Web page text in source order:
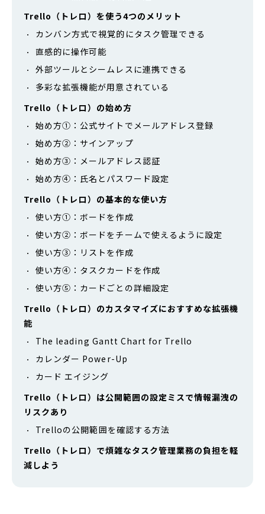
Trello（トレロ）を使う4つのメリット
カンバン方式で視覚的にタスク管理できる
直感的に操作可能
外部ツールとシームレスに連携できる
多彩な拡張機能が用意されている
Trello（トレロ）の始め方
始め方①：公式サイトでメールアドレス登録
始め方②：サインアップ
始め方③：メールアドレス認証
始め方④：氏名とパスワード設定
Trello（トレロ）の基本的な使い方
使い方①：ボードを作成
使い方②：ボードをチームで使えるように設定
使い方③：リストを作成
使い方④：タスクカードを作成
使い方⑤：カードごとの詳細設定
Trello（トレロ）のカスタマイズにおすすめな拡張機
能
The leading Gantt Chart for Trello
カレンダー Power-Up
カード エイジング
Trello（トレロ）は公開範囲の設定ミスで情報漏洩の
リスクあり
Trelloの公開範囲を確認する方法
Trello（トレロ）で煩雑なタスク管理業務の負担を軽
減しよう